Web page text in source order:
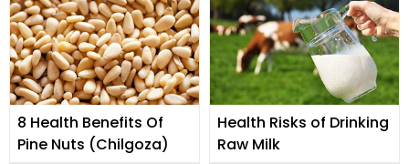
سے اپنی بیماریوں کے بارے
میں کیسے جانیں؟
8 Health Benefits Of
Pine Nuts (Chilgoza)
Health Risks of Drinking
Raw Milk